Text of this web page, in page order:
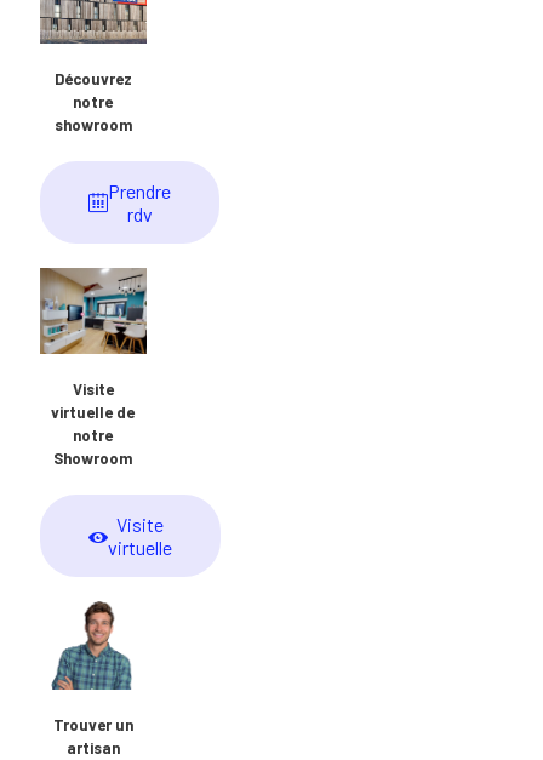
Découvrez
notre
showroom
Prendre
rdv
Visite
virtuelle de
notre
Showroom
Visite
virtuelle
Trouver un
artisan